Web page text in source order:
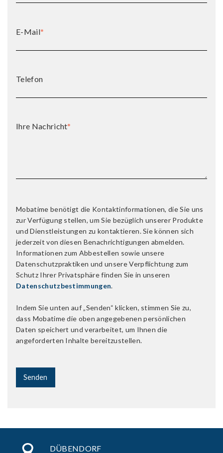
E-Mail*
Telefon
Ihre Nachricht*
Mobatime benötigt die Kontaktinformationen, die Sie uns
zur Verfügung stellen, um Sie bezüglich unserer Produkte
und Dienstleistungen zu kontaktieren. Sie können sich
jederzeit von diesen Benachrichtigungen abmelden.
Informationen zum Abbestellen sowie unsere
Datenschutzpraktiken und unsere Verpflichtung zum
Schutz Ihrer Privatsphäre finden Sie in unseren
Datenschutzbestimmungen.
Indem Sie unten auf „Senden“ klicken, stimmen Sie zu,
dass Mobatime die oben angegebenen persönlichen
Daten speichert und verarbeitet, um Ihnen die
angeforderten Inhalte bereitzustellen.
DÜBENDORF